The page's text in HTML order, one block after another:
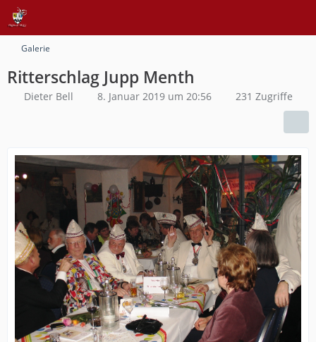
Galerie
Ritterschlag Jupp Menth
Dieter Bell 8. Januar 2019 um 20:56 231 Zugriffe